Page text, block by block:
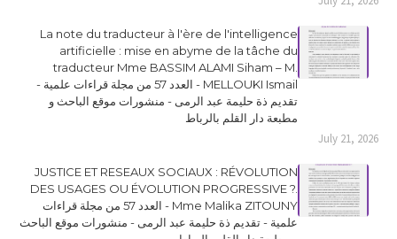
La note du traducteur à l'ère de l'intelligence
artificielle : mise en abyme de la tâche du
traducteur Mme BASSIM ALAMI Siham – M.
MELLOUKI Ismail - العدد 57 من مجلة قراءات علمية -
تقديم ذة حليمة عبد الرمى - منشورات موقع الباحث و
مطبعة دار القلم بالرباط
July 21, 2026
JUSTICE ET RESEAUX SOCIAUX : RÉVOLUTION
DES USAGES OU ÉVOLUTION PROGRESSIVE ?.
Mme Malika ZITOUNY - العدد 57 من مجلة قراءات
علمية - تقديم ذة حليمة عبد الرمى - منشورات موقع الباحث